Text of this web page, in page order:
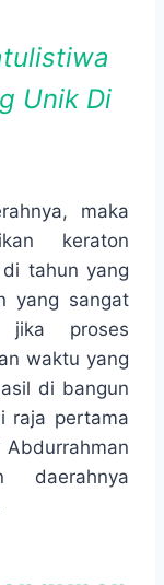
Unik Di
maka
keraton
tahun yang
yang sangat
proses
waktu yang
di bangun
raja pertama
daerahnya